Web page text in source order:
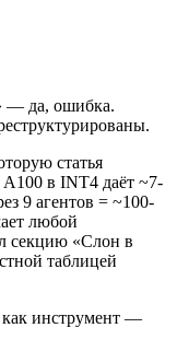
— да, ошибка.
статья
в INT4 даёт ~7-
9 агентов = ~100-
любой
секцию «Слон в
таблицей
как инструмент —